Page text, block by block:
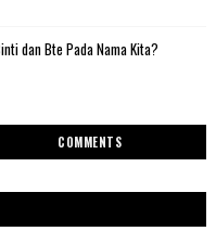
dan Bte Pada Nama Kita?
COMMENTS